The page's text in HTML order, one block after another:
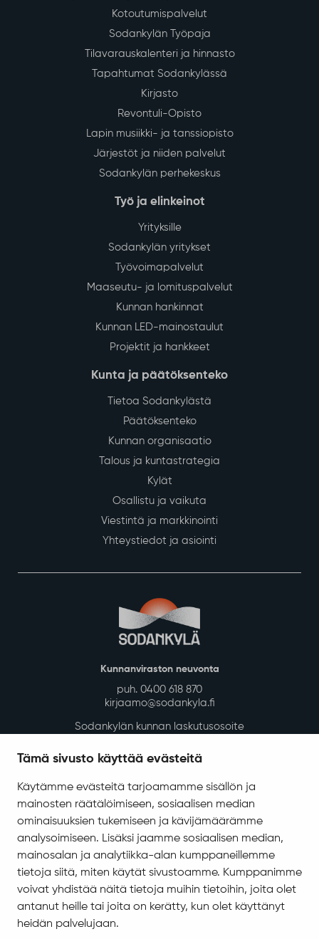
Tämä sivusto käyttää evästeitä
Käytämme evästeitä tarjoamamme sisällön ja
mainosten räätälöimiseen, sosiaalisen median
ominaisuuksien tukemiseen ja kävijämäärämme
analysoimiseen. Lisäksi jaamme sosiaalisen median,
mainosalan ja analytiikka-alan kumppaneillemme
tietoja siitä, miten käytät sivustoamme. Kumppanimme
voivat yhdistää näitä tietoja muihin tietoihin, joita olet
antanut heille tai joita on kerätty, kun olet käyttänyt
heidän palvelujaan.
Kotoutumispalvelut
Sodankylän Työpaja
Tilavarauskalenteri ja hinnasto
Tapahtumat Sodankylässä
Kirjasto
Revontuli-Opisto
Lapin musiikki- ja tanssiopisto
Järjestöt ja niiden palvelut
Sodankylän perhekeskus
Työ ja elinkeinot
Yrityksille
Sodankylän yritykset
Työvoimapalvelut
Maaseutu- ja lomituspalvelut
Kunnan hankinnat
Kunnan LED-mainostaulut
Projektit ja hankkeet
Kunta ja päätöksenteko
Tietoa Sodankylästä
Päätöksenteko
Kunnan organisaatio
Talous ja kuntastrategia
Kylät
Osallistu ja vaikuta
Viestintä ja markkinointi
Yhteystiedot ja asiointi
Kunnanviraston neuvonta
puh. 0400 618 870
kirjaamo@sodankyla.fi
Sodankylän kunnan laskutusosoite
Asiakirjajulkisuuskuvaus
Evästeiden hallinta
Yhteystiedot
Jäämerentie 1, 99601 Sodankylä
Kaikki yhteystiedot
Henkilökunnan intranet